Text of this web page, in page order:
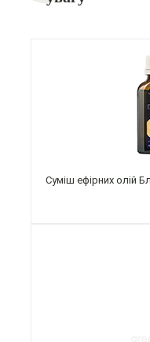
Суміш ефірних олій